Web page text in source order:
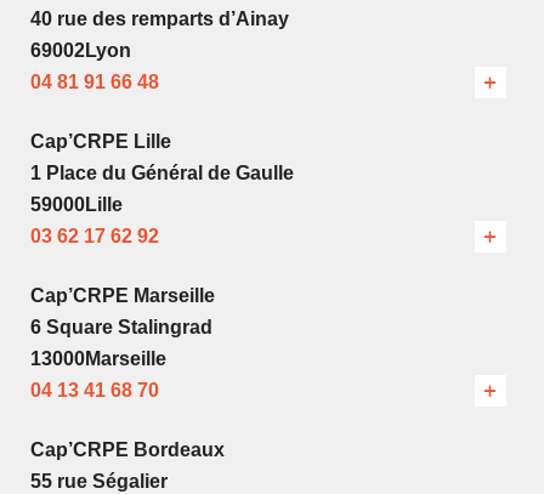
40 rue des remparts d’Ainay
69002Lyon
04 81 91 66 48
Cap’CRPE Lille
1 Place du Général de Gaulle
59000Lille
03 62 17 62 92
Cap’CRPE Marseille
6 Square Stalingrad
13000Marseille
04 13 41 68 70
Cap’CRPE Bordeaux
55 rue Ségalier